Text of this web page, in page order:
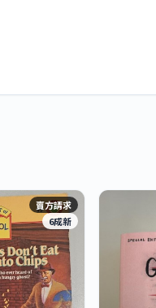
賣方請求
6成新